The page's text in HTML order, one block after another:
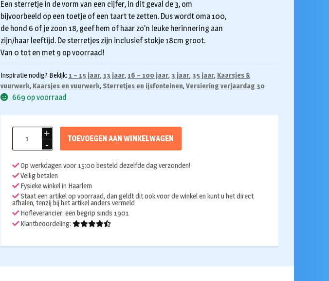
Een sterretje in de vorm van een cijfer, in dit geval de 3, om
bijvoorbeeld op een toetje of een taart te zetten. Dus wordt oma 100,
de hond 6 of je zoon 18, geef hem of haar zo’n leuke herinnering aan
zijn/haar leeftijd. De sterretjes zijn inclusief stokje 18cm groot.
Van 0 tot en met 9 op voorraad!
Inspiratie nodig? Bekijk: 1 – 15 jaar, 13 jaar, 16 – 100 jaar, 3 jaar, 35 jaar, Kaarsjes &
vuurwerk, Kaarsjes en vuurwerk, Sterretjes en ijsfonteinen, Versiering verjaardag 30
669 op voorraad
cijfer
aantal
TOEVOEGEN AAN WINKELWAGEN
Op werkdagen voor 15:00 besteld dezelfde dag verzonden!
Veilig betalen
Fysieke winkel in Haarlem
Staat een artikel op voorraad, dan geldt dit ook voor de winkel en kunt u het direct
afhalen, tenzij bij het artikel anders vermeld
Hofleverancier: een begrip sinds 1901
Klantbeoordeling: